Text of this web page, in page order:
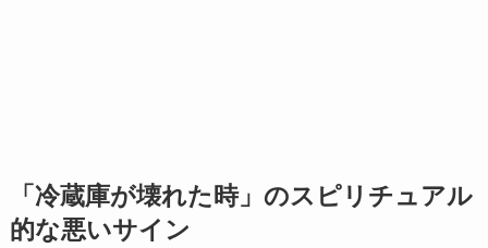
「冷蔵庫が壊れた時」のスピリチュアル
的な悪いサイン